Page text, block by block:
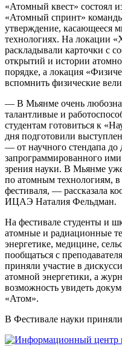
«Атомный квест» состоял
«Атомный спринт»
утверждение, касающееся
технологиях. На локации
раскладывали карточки с
открытий и истории
порядке, а локация
вспомнить физические
— В Мьянме очень
талантливые и
студентам готовиться к
дня подготовили
— от научного стендапа до
запрограммированного
зрения науки. В Мьянме
по атомным технологиям, в
фестиваля, — рассказала
ИЦАЭ Наталия Фельдман.
На фестивале студенты и
атомные и радиационные
энергетике, медицине,
пообщаться с
приняли участие в
атомной энергетики, а
возможность увидеть
«Атом».
В Фестивале науки